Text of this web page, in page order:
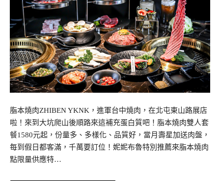
脂本燒肉ZHIBEN YKNK，進軍台中燒肉，在北屯東山路展店
啦！來到大坑爬山後順路來這補充蛋白質吧！脂本燒肉雙人套
餐1580元起，份量多、多樣化、品質好，當月壽星加送肉盤，
每到假日都客滿，千萬要訂位！妮妮布魯特別推薦來脂本燒肉
點限量供應特…